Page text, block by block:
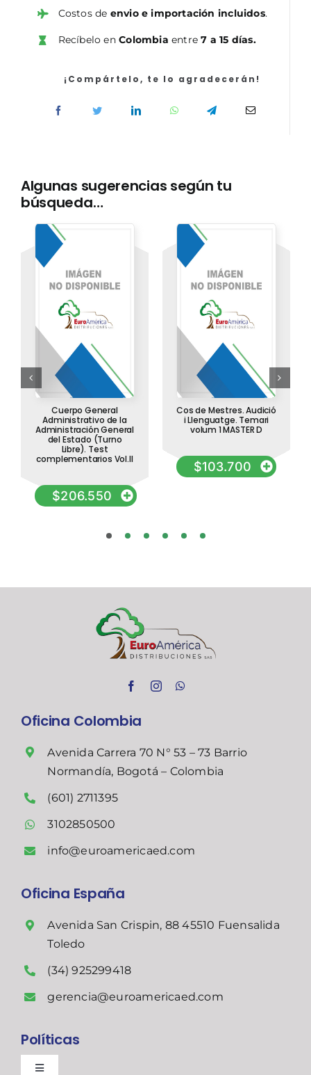
Costos de envio e importación incluidos.
Recíbelo enColombia entre7 a 15 días.
¡Compártelo, te lo agradecerán!
Algunas sugerencias según tu
búsqueda…
Cuerpo General
Administrativo de la
Administración General
del Estado (Turno
Libre). Test
complementarios Vol.II
$206.550
Cos de Mestres. Audició
i Llenguatge. Temari
volum 1 MASTER D
$103.700
Oficina Colombia
Avenida Carrera 70 N° 53 – 73 Barrio
Normandía, Bogotá – Colombia
(601) 2711395
3102850500
info@euroamericaed.com
Oficina España
Avenida San Crispin, 88 45510 Fuensalida
Toledo
(34) 925299418
gerencia@euroamericaed.com
Políticas